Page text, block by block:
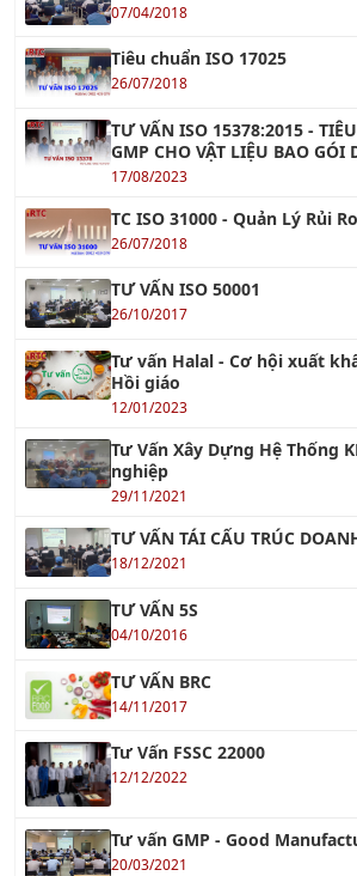
07/04/2018
Tiêu chuẩn ISO 17025
26/07/2018
TƯ VẤN ISO 15378:2015 -
GMP CHO VẬT LIỆU BAO GÓI
17/08/2023
TC ISO 31000 - Quản Lý Rủi Ro
26/07/2018
TƯ VẤN ISO 50001
26/10/2017
Tư vấn Halal - Cơ hội xuất
Hồi giáo
12/01/2023
Tư Vấn Xây Dựng Hệ Thống
nghiệp
29/11/2021
TƯ VẤN TÁI CẤU TRÚC
18/12/2021
TƯ VẤN 5S
04/10/2016
TƯ VẤN BRC
14/11/2017
Tư Vấn FSSC 22000
12/12/2022
Tư vấn GMP - Good
20/03/2021